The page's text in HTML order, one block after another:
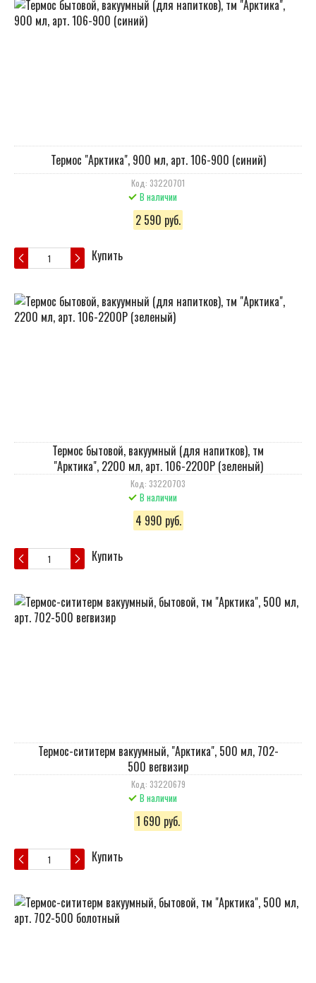
Термос "Арктика", 900 мл, арт. 106-900 (синий)
Код: 33220701
В наличии
2 590 руб.
Купить
Термос бытовой, вакуумный (для напитков), тм
"Арктика", 2200 мл, арт. 106-2200Р (зеленый)
Код: 33220703
В наличии
4 990 руб.
Купить
Термос-сититерм вакуумный, "Арктика", 500 мл, 702-
500 вегвизир
Код: 33220679
В наличии
1 690 руб.
Купить